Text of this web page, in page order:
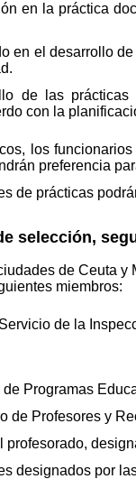
en la práctica
en el desarrollo
de las
con la
los
preferencia
de prácticas
selección,
de Ceuta
miembros:
de la
Programas
de Profesores y
profesorado,
designados por